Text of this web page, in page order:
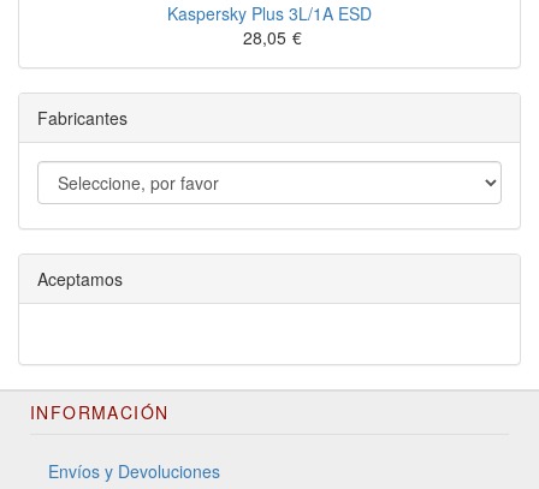
Kaspersky Plus 3L/1A ESD
28,05 €
Fabricantes
Aceptamos
INFORMACIÓN
Envíos y Devoluciones